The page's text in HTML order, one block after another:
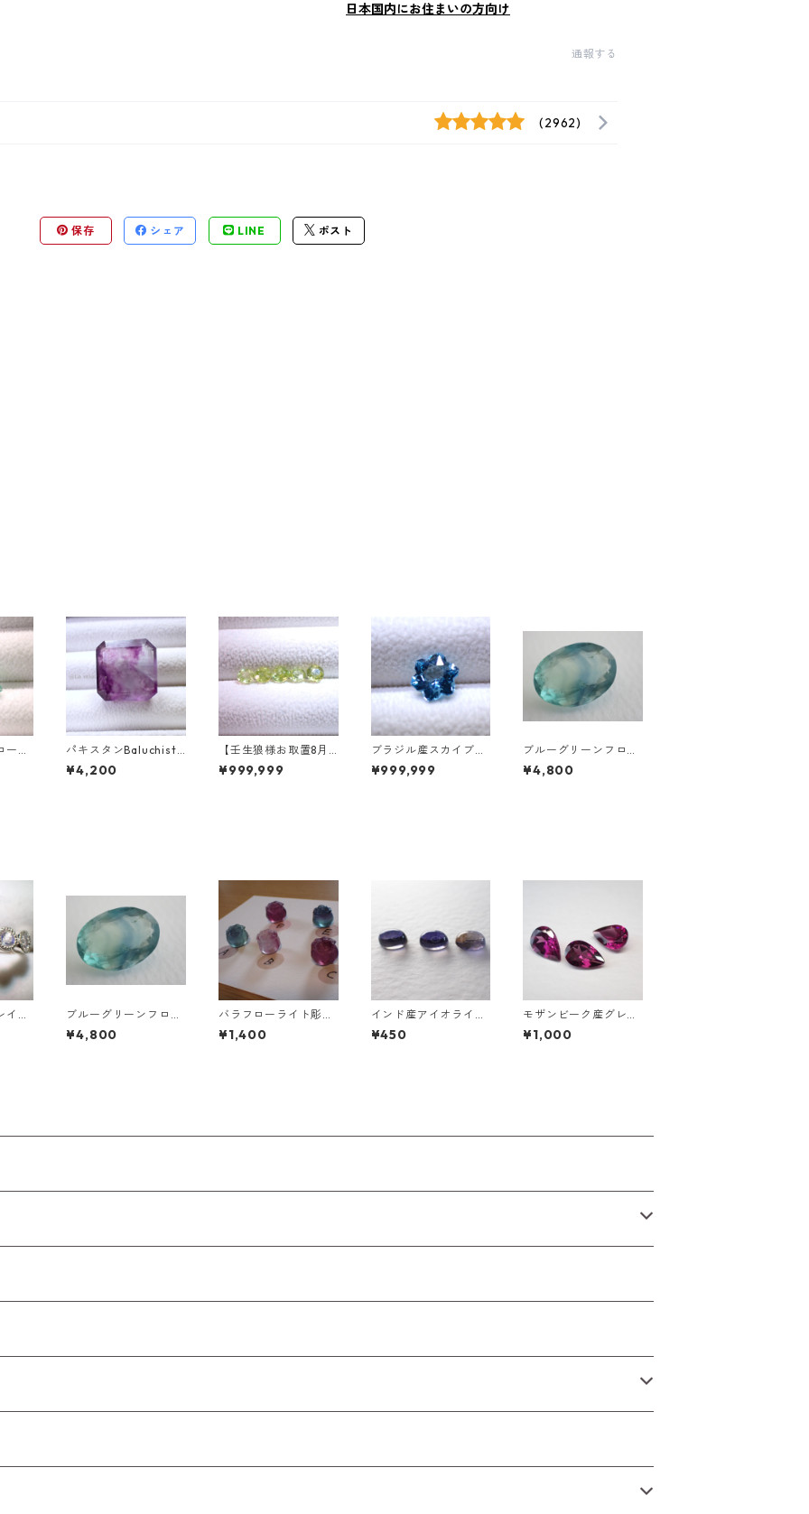
日本国内にお住まいの方向け
通報する
(2962)
保存 シェア LINE ポスト
ーラ
パキスタンBaluchista
n鉱山産フローライト
スクエアカットルース
¥4,200
【壬生狼様お取置8月
下旬まで】マダガスカ
ル産スフェーン ラウン
¥999,999
ブラジル産スカイブル
ートパーズ スノーフレ
ークカットルース 1.5c
¥999,999
ブルーグリーンフロー
ライト オーバルカット
ルース 10.2ct 15.4mm
¥4,800
ン
ブルーグリーンフロー
ライト オーバルカット
ルース 10.2ct 15.4mm
¥4,800
バラフローライト彫刻
3.7g前後 高さ13mm前
後
¥1,400
インド産アイオライト
オーバルカボション0.
65ct前後 6mm*4mm
¥450
モザンビーク産グレー
プガーネット ペアシェ
イプカットルース 0.4
¥1,000